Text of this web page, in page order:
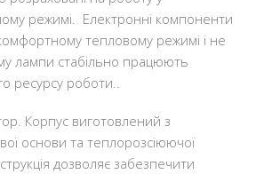
режимі. Електронні компоненти
тепловому режимі і не
лампи стабільно працюють
ресурсу роботи..
Корпус виготовлений з
основи та теплорозсіюючої
дозволяє забезпечити